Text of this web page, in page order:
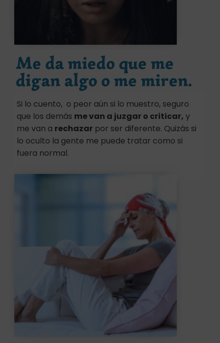
Me da miedo que me
digan algo o me miren.
Si lo cuento, o peor aún si lo muestro, seguro
que los demás me van a juzgar o criticar, y
me van a rechazar por ser diferente. Quizás si
lo oculto la gente me puede tratar como si
fuera normal.